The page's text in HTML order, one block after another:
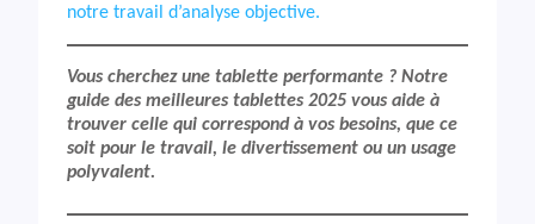
notre travail d’analyse objective.
Vous cherchez une tablette performante ? Notre
guide des meilleures tablettes 2025 vous aide à
trouver celle qui correspond à vos besoins, que ce
soit pour le travail, le divertissement ou un usage
polyvalent.